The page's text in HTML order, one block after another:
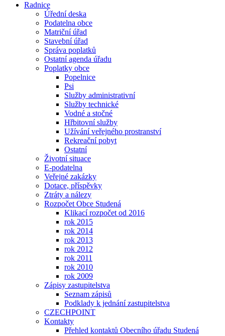
Radnice
Úřední deska
Podatelna obce
Matriční úřad
Stavební úřad
Správa poplatků
Ostatní agenda úřadu
Poplatky obce
Popelnice
Psi
Služby administrativní
Služby technické
Vodné a stočné
Hřbitovní služby
Užívání veřejného prostranství
Rekreační pobyt
Ostatní
Životní situace
E-podatelna
Veřejné zakázky
Dotace, příspěvky
Ztráty a nálezy
Rozpočet Obce Studená
Klikací rozpočet od 2016
rok 2015
rok 2014
rok 2013
rok 2012
rok 2011
rok 2010
rok 2009
Zápisy zastupitelstva
Seznam zápisů
Podklady k jednání zastupitelstva
CZECHPOINT
Kontakty
Přehled kontaktů Obecního úřadu Studená